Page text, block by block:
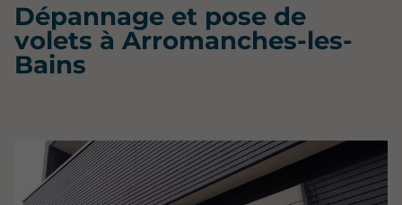
Dépannage et pose de
volets à Arromanches-les-
Bains